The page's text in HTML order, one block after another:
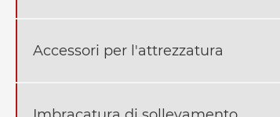
Accessori per l'attrezzatura